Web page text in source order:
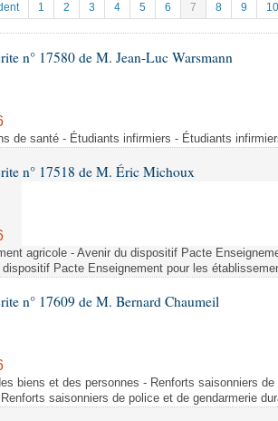
1 2 3 4 5 6 7 8 9 10
n° 17580 de M. Jean-Luc Warsmann
de santé - Étudiants infirmiers - Étudiants
n° 17518 de M. Éric Michoux
agricole - Avenir du dispositif Pacte
Pacte Enseignement pour les
n° 17609 de M. Bernard Chaumeil
biens et des personnes - Renforts saisonniers
saisonniers de police et de gendarmerie